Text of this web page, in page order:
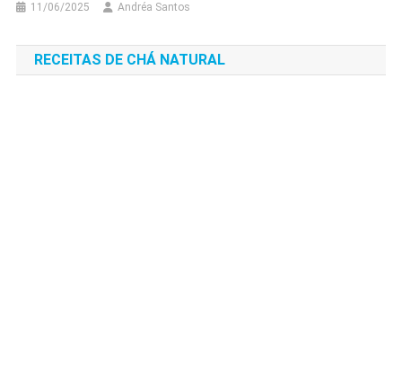
11/06/2025 Andréa Santos
RECEITAS DE CHÁ NATURAL